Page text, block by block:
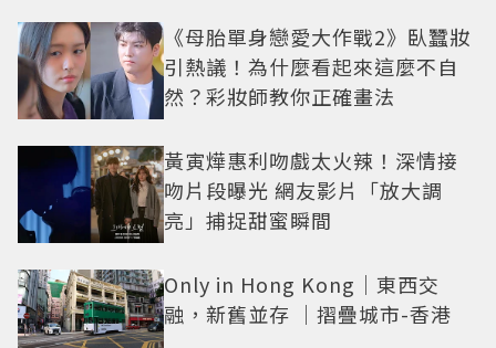
《母胎單身戀愛大作戰2》臥蠶妝
引熱議！為什麼看起來這麼不自
然？彩妝師教你正確畫法
黃寅燁惠利吻戲太火辣！深情接
吻片段曝光 網友影片「放大調
亮」捕捉甜蜜瞬間
Only in Hong Kong｜東西交
融，新舊並存 ｜摺疊城市-香港